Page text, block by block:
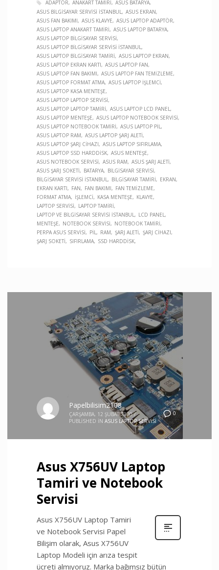
ADAPTÖR ANAKART TAMIRI
ASUS BATARYA
ASUS BILGISAYAR SERVISI İSTANBUL ASUS EKRAN
ASUS FAN BAKIMI
ASUS KLAVYE
ASUS LAPTOP ADAPTÖR
ASUS LAPTOP ANAKART TAMIRI
ASUS LAPTOP BATARYA
ASUS LAPTOP BILGISAYAR SERVISI
ASUS LAPTOP BILGISAYAR SERVISI İSTANBUL
ASUS LAPTOP BILGISAYAR TAMIRI
ASUS LAPTOP EKRAN
ASUS LAPTOP EKRAN KARTI
ASUS LAPTOP FAN
ASUS LAPTOP FAN BAKIMI
ASUS LAPTOP FAN TEMIZLEME
ASUS LAPTOP FORMAT ATMA ASUS LAPTOP İŞLEMCI
ASUS LAPTOP KASA MENTEŞE
ASUS LAPTOP LAPTOP SERVISI
ASUS LAPTOP LAPTOP TAMIRI
ASUS LAPTOP LCD PANEL
ASUS LAPTOP MENTEŞE
ASUS LAPTOP NOTEBOOK SERVISI
ASUS LAPTOP NOTEBOOK TAMIRI
ASUS LAPTOP PIL
ASUS LAPTOP RAM
ASUS LAPTOP ŞARJ ALETI
ASUS LAPTOP ŞARJ CIHAZI
ASUS LAPTOP SIFIRLAMA
ASUS LAPTOP SSD HARDDISK ASUS MENTEŞE
ASUS NOTEBOOK SERVISI
ASUS RAM
ASUS ŞARJ ALETI
ASUS ŞARJ SOKETI
BATARYA
BILGISAYAR SERVISI
BILGISAYAR SERVISI İSTANBUL
BILGISAYAR TAMIRI
EKRAN
EKRAN KARTI
FAN FAN BAKIMI
FAN TEMIZLEME
FORMAT ATMA
İŞLEMCI KASA MENTEŞE
KLAVYE
LAPTOP SERVISI
LAPTOP TAMIRI
LAPTOP VE BILGISAYAR SERVISI İSTANBUL
LCD PANEL
MENTEŞE
NOTEBOOK SERVISI
NOTEBOOK TAMIRI
PERPA ASUS SERVISI
PIL RAM ŞARJ ALETI
ŞARJ CIHAZI
ŞARJ SOKETI
SIFIRLAMA SSD HARDDISK
0
Papelbilisim2108
ÇARŞAMBA, 12 ŞUBAT 2020 /
PUBLISHED IN ASUS LAPTOP SERVISI
Asus X756UV Laptop
Tamiri ve Notebook
Servisi
Asus X756UV Laptop Tamiri
ve Notebook Servisi Papel
Bilişim olarak, Asus X756UV
Laptop Modeli için arıza tespit
ücreti almıyoruz. Marka bağımsız bütün